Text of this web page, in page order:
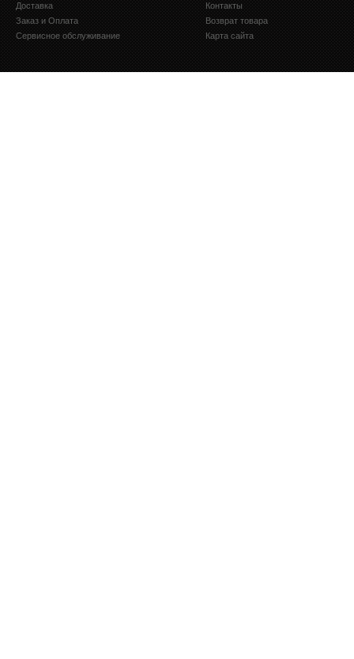
Доставка
Заказ и Оплата
Сервисное обслуживание
Контакты
Возврат товара
Карта сайта